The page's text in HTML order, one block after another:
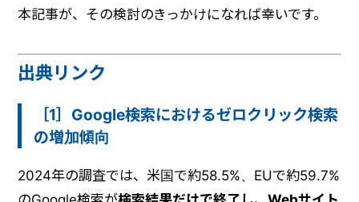
本記事が、その検討のきっかけになれば幸いです。
出典リンク
［1］Google検索におけるゼロクリック検索
の増加傾向
2024年の調査では、米国で約58.5%、EUで約59.7%